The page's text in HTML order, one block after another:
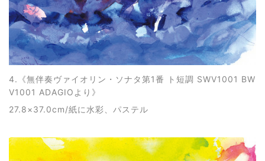
4.《無伴奏ヴァイオリン・ソナタ第1番 ト短調 SWV1001 BW
V1001 ADAGIOより 》
27.8×37.0cm/紙に水彩、パステル